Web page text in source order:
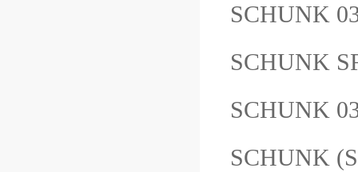
SCHUNK
SCHUNK
SCHUNK
SCHUNK